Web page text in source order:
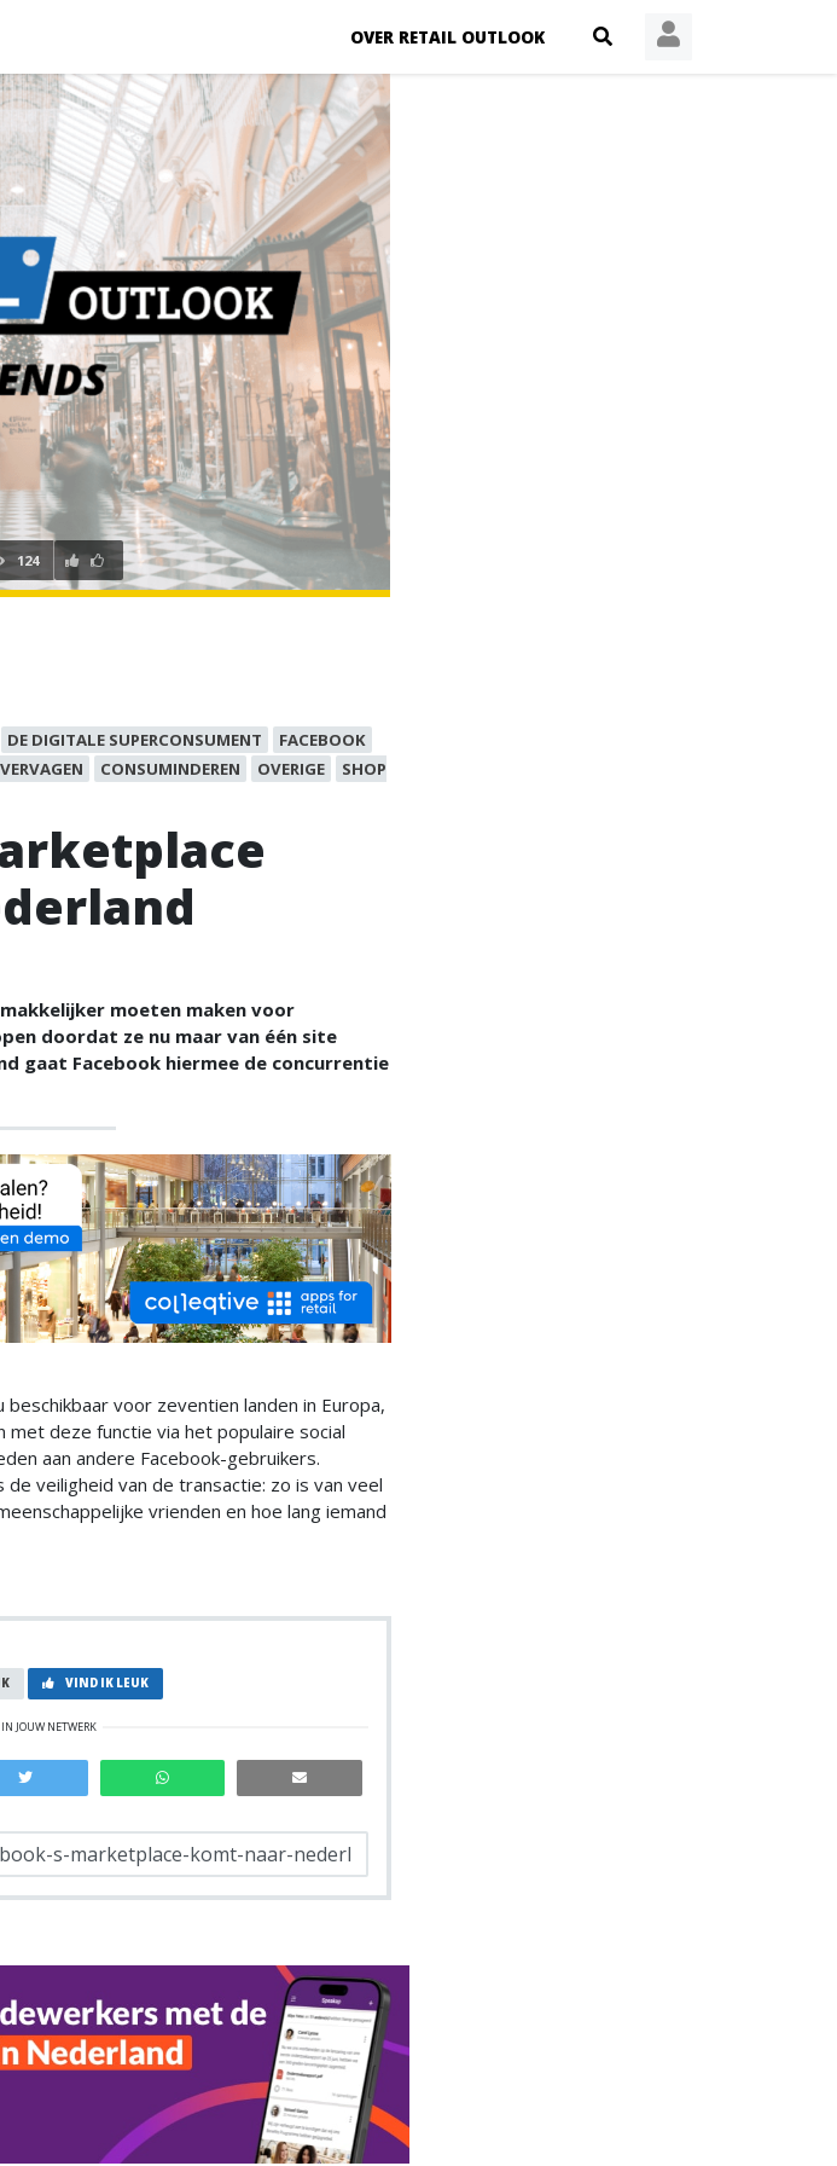
OVER RETAIL OUTLOOK
124
DE DIGITALE SUPERCONSUMENT
FACEBOOK
CONSUMINDEREN OVERIGE
SHOP
moeten maken voor
doordat ze nu maar van één site
gaat Facebook hiermee de concurrentie
voor zeventien landen in Europa,
met deze functie via het populaire social
aan andere Facebook-gebruikers.
veiligheid van de transactie: zo is van veel
vrienden en hoe lang iemand
VIND IK LEUK
JOUW NETWERK